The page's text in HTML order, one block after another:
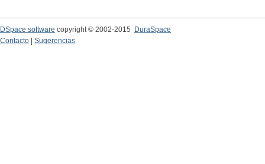
DSpace software copyright © 2002-2015
DuraSpace
Contacto
Sugerencias